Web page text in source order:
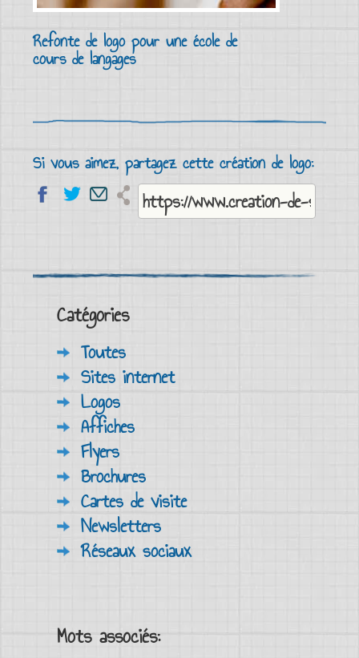
Refonte de logo pour une école de
cours de langages
Si vous aimez, partagez cette création de logo:
Catégories
Toutes
Sites internet
Logos
Affiches
Flyers
Brochures
Cartes de visite
Newsletters
Réseaux sociaux
Mots associés: